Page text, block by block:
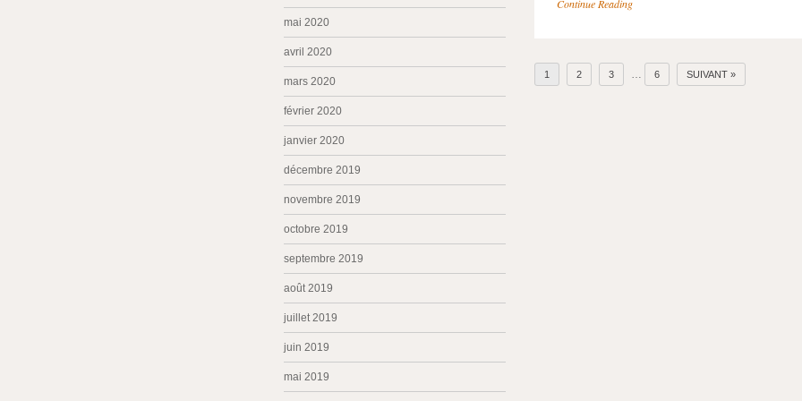
Continue Reading
1 2 3 … 6 SUIVANT »
mai 2020
avril 2020
mars 2020
février 2020
janvier 2020
décembre 2019
novembre 2019
octobre 2019
septembre 2019
août 2019
juillet 2019
juin 2019
mai 2019